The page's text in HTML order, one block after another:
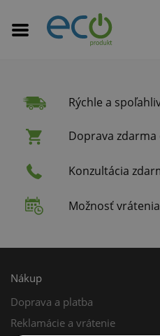
Rýchle a
Doprava zdarma
Konzultácia
Možnosť
Nákup
Doprava a platba
Reklamácie a vrátenie